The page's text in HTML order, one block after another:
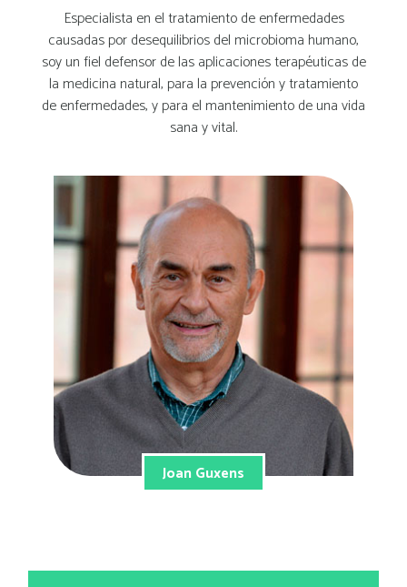
Especialista en el tratamiento de enfermedades
causadas por desequilibrios del microbioma humano,
soy un fiel defensor de las aplicaciones terapéuticas de
la medicina natural, para la prevención y tratamiento
de enfermedades, y para el mantenimiento de una vida
sana y vital.
Joan Guxens